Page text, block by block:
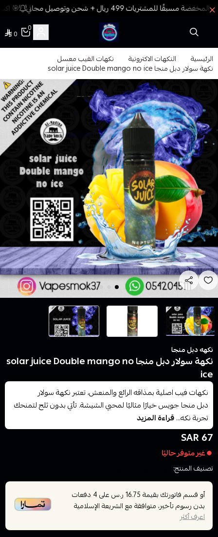
🎯
فيب المدينة
0
0
الرئيسية النكهات الاكترونية نكهات الفيب معسل
نكهة سولار دبل منجا solar juice Double mango no ice
نكهه دبل منجا
نكهة سولار دبل منجا solar juice Double mango no
ice
نكهات فيب اصلية بمذاقه الرائع والمنعش، تعتبر نكهة سولار
دبل منجا جويس خيارًا مثاليًا لمحبي الشيشة. تأتي بدون ثلج لتمنحك
تجربة نكه...قراءة المزيد
67 SAR
غير متوفر حاليًا
تصنيف المنتج:
أو قسم فاتورتك بقيمة 16.75 ر.س على4 دفعات
بدون رسوم تأخير، متوافقة مع الشريعة الإسلامية
اعرف أكثر